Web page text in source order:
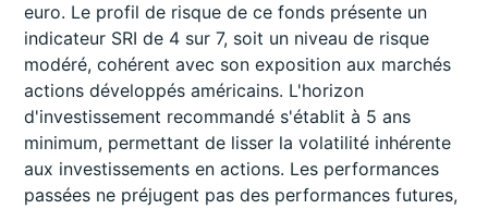
euro. Le profil de risque de ce fonds présente un
indicateur SRI de 4 sur 7, soit un niveau de risque
modéré, cohérent avec son exposition aux marchés
actions développés américains. L'horizon
d'investissement recommandé s'établit à 5 ans
minimum, permettant de lisser la volatilité inhérente
aux investissements en actions. Les performances
passées ne préjugent pas des performances futures,